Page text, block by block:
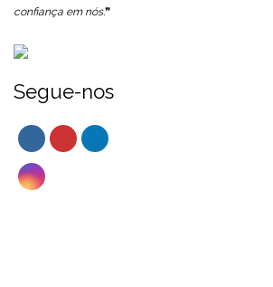
confiança em nós.❞
Segue-nos